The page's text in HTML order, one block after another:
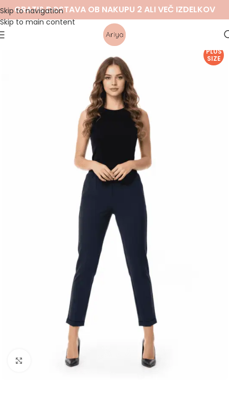
Skip to navigation
Skip to main content
GRATIS DOSTAVA OB NAKUPU 2 ALI VEČ IZDELKOV
PLUS
SIZE
Click to enlarge